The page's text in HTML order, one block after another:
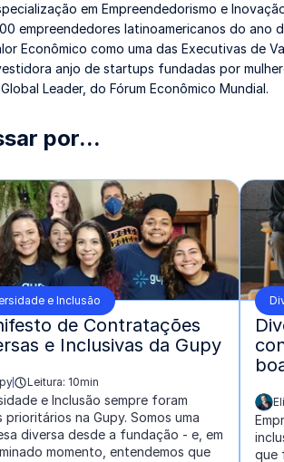
em Empreendedorismo e
empreendedores latinoamericanos do ano
Econômico como uma das Executivas de
anjo de startups fundadas por
Leader, do Fórum Econômico Mundial.
por...
e Inclusão
de Contratações
e Inclusivas da Gupy
por:Leitura: 10min
e Inclusão sempre foram
prioritários na Gupy. Somos uma
diversa desde a fundação - e, em
momento, entendemos que
que